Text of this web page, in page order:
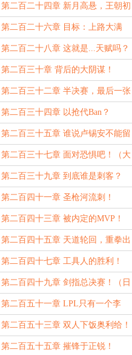
第二百二十四章 新月高悬，王朝初
现！（大章月末求订阅求月票）
第二百二十六章 目标：上路大满
贯！（第一更）
第二百二十八章 这就是...天赋吗？
（第三更）
第二百三十章 背后的大阴谋！
第二百三十二章 半决赛，最后一张
门票之战！
第二百三十四章 以抢代Ban？
第二百三十五章 谁说卢锡安不能留
人？（感谢Sky浅言的五万赏）
第二百三十七章 面对恐惧吧！（大
章）
第二百三十九章 到底谁是刺客？
第二百四十一章 圣枪河流刺！
第二百四十三章 被内定的MVP！
第二百四十五章 天道轮回，重拳出
击！
第二百四十七章 工具人的胜利！
（大章求订阅求月票）
第二百四十九章 剑指总决赛！（日
常求订阅求月票）
第二百五十一章 LPL只有一个李
哥！
第二百五十三章 双人下饭奥利给！
（二合一）
第二百五十五章 摧锋于正锐！